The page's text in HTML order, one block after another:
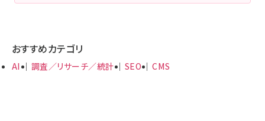
おすすめカテゴリ
AI 調査／リサーチ／統計 SEO CMS